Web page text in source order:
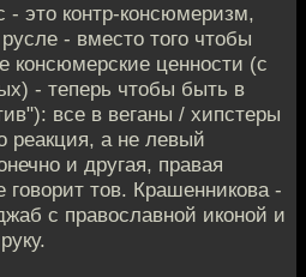
- это контр-консюмеризм,
- вместо того чтобы
консюмерские ценности (с
- теперь чтобы быть в
все в веганы / хипстеры
реакция, а не левый
и другая, правая
говорит тов. Крашенникова -
с православной иконой и